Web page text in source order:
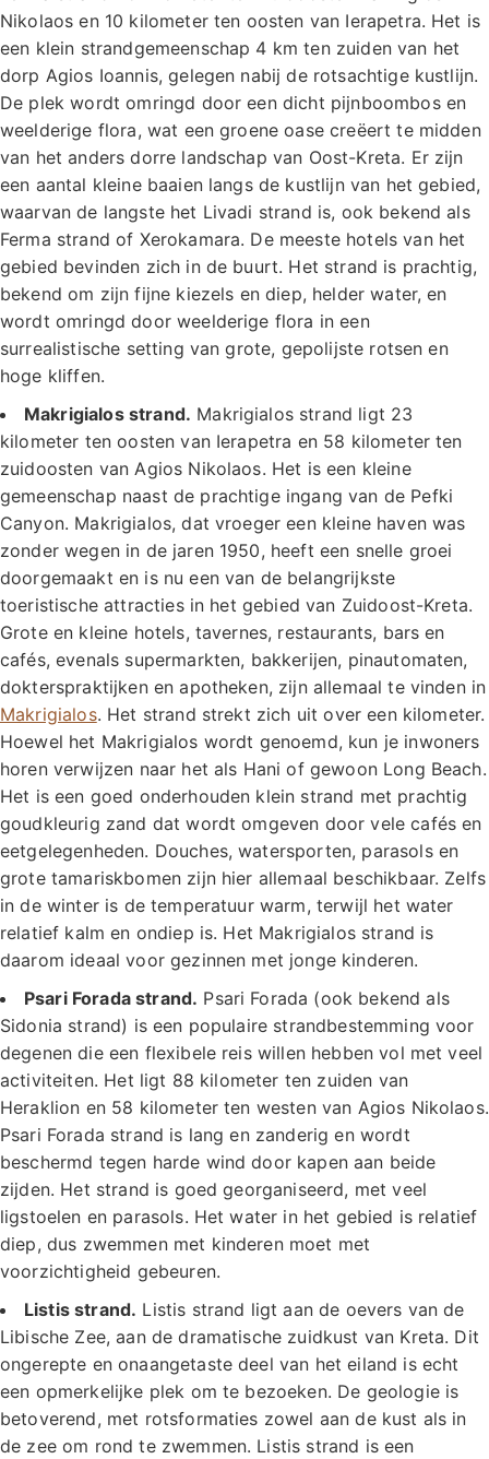
Nikolaos en 10 kilometer ten oosten van Ierapetra. Het is
een klein strandgemeenschap 4 km ten zuiden van het
dorp Agios Ioannis, gelegen nabij de rotsachtige kustlijn.
De plek wordt omringd door een dicht pijnboombos en
weelderige flora, wat een groene oase creëert te midden
van het anders dorre landschap van Oost-Kreta. Er zijn
een aantal kleine baaien langs de kustlijn van het gebied,
waarvan de langste het Livadi strand is, ook bekend als
Ferma strand of Xerokamara. De meeste hotels van het
gebied bevinden zich in de buurt. Het strand is prachtig,
bekend om zijn fijne kiezels en diep, helder water, en
wordt omringd door weelderige flora in een
surrealistische setting van grote, gepolijste rotsen en
hoge kliffen.
Makrigialos strand. Makrigialos strand ligt 23
kilometer ten oosten van Ierapetra en 58 kilometer ten
zuidoosten van Agios Nikolaos. Het is een kleine
gemeenschap naast de prachtige ingang van de Pefki
Canyon. Makrigialos, dat vroeger een kleine haven was
zonder wegen in de jaren 1950, heeft een snelle groei
doorgemaakt en is nu een van de belangrijkste
toeristische attracties in het gebied van Zuidoost-Kreta.
Grote en kleine hotels, tavernes, restaurants, bars en
cafés, evenals supermarkten, bakkerijen, pinautomaten,
dokterspraktijken en apotheken, zijn allemaal te vinden in
Makrigialos. Het strand strekt zich uit over een kilometer.
Hoewel het Makrigialos wordt genoemd, kun je inwoners
horen verwijzen naar het als Hani of gewoon Long Beach.
Het is een goed onderhouden klein strand met prachtig
goudkleurig zand dat wordt omgeven door vele cafés en
eetgelegenheden. Douches, watersporten, parasols en
grote tamariskbomen zijn hier allemaal beschikbaar. Zelfs
in de winter is de temperatuur warm, terwijl het water
relatief kalm en ondiep is. Het Makrigialos strand is
daarom ideaal voor gezinnen met jonge kinderen.
Psari Forada strand. Psari Forada (ook bekend als
Sidonia strand) is een populaire strandbestemming voor
degenen die een flexibele reis willen hebben vol met veel
activiteiten. Het ligt 88 kilometer ten zuiden van
Heraklion en 58 kilometer ten westen van Agios Nikolaos.
Psari Forada strand is lang en zanderig en wordt
beschermd tegen harde wind door kapen aan beide
zijden. Het strand is goed georganiseerd, met veel
ligstoelen en parasols. Het water in het gebied is relatief
diep, dus zwemmen met kinderen moet met
voorzichtigheid gebeuren.
Listis strand. Listis strand ligt aan de oevers van de
Libische Zee, aan de dramatische zuidkust van Kreta. Dit
ongerepte en onaangetaste deel van het eiland is echt
een opmerkelijke plek om te bezoeken. De geologie is
betoverend, met rotsformaties zowel aan de kust als in
de zee om rond te zwemmen. Listis strand is een